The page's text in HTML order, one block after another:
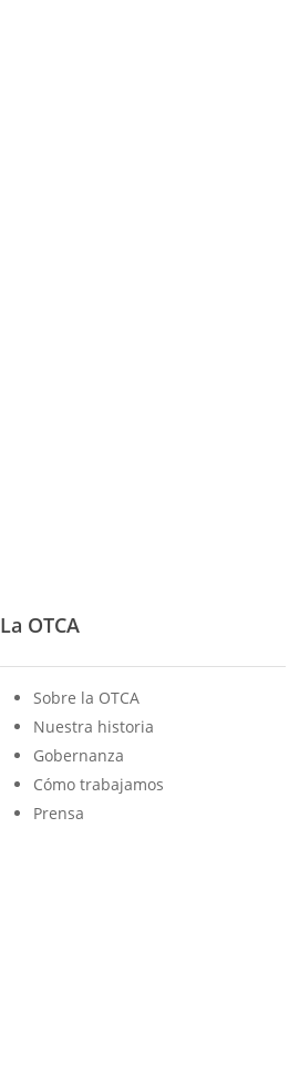
La OTCA
Sobre la OTCA
Nuestra historia
Gobernanza
Cómo trabajamos
Prensa